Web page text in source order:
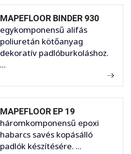
MAPEFLOOR BINDER 930
egykomponensű alifás
poliuretán kötőanyag
dekoratív padlóburkoláshoz.
...
MAPEFLOOR EP 19
háromkomponensű epoxi
habarcs savés kopásálló
padlók készítésére. ...